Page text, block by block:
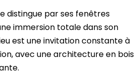
distingue par ses fenêtres
immersion totale dans son
est une invitation constante à
avec une architecture en bois